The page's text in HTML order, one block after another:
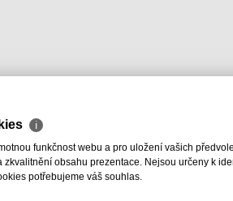
ℹ
funkčnost webu a pro uložení vašich
obsahu prezentace. Nejsou určeny k
potřebujeme váš souhlas.